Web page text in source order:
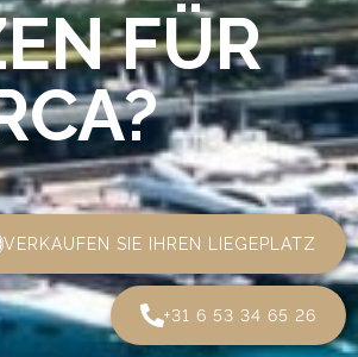
FÜR
+31 6 53 34 65 26
VERKAUFEN SIE IHREN LIEGEPLATZ